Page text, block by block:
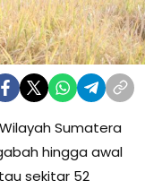
Sumatera
hingga awal
sekitar 52